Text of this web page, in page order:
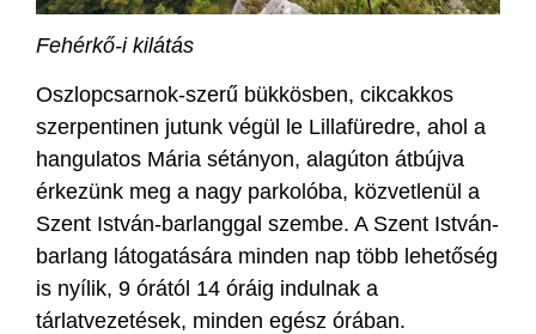
Fehérkő-i kilátás
Oszlopcsarnok-szerű bükkösben, cikcakkos
szerpentinen jutunk végül le Lillafüredre, ahol a
hangulatos Mária sétányon, alagúton átbújva
érkezünk meg a nagy parkolóba, közvetlenül a
Szent István-barlanggal szembe. A Szent István-
barlang látogatására minden nap több lehetőség
is nyílik, 9 órától 14 óráig indulnak a
tárlatvezetések, minden egész órában.